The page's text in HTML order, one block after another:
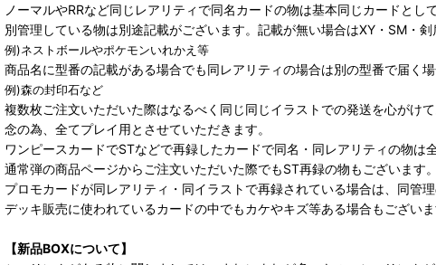
ノーマルやRRなど同じレアリティで同名カードの物は基本同じカードとし
別管理している物は別途記載がございます。記載が無い場合はXY・SM・
例)ネストボールやポケモンいれかえ等
商品名に型番の記載がある場合でも同レアリティの場合は別の型番で届く場
例)森の封印石など
複数枚ご注文いただいた際はなるべく同じ同じイラストでの発送を心がけ
念の為、全てプレイ用とさせていただきます。
ワンピースカードでSTなどで再録したカードで同名・同レアリティの物は
通常弾の商品ページからご注文いただいた際でもST再録の物もございます。
プロモカードが同レアリティ・同イラストで再録されている場合は、同管
デッキ販売に使われているカードの中でもカケやキズ等ある場合もございま
【新品BOXについて】